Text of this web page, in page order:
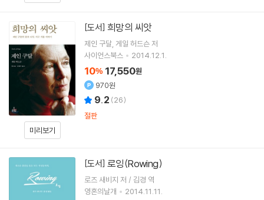
미리보기
[도서] 희망의 씨앗
제인 구달 게일 허드슨저
사이언스북스
2014.12.1.
10% 17,550원
970원
9.2 (26)
절판
[도서] 로잉(Rowing)
로즈 새비지 저 / 김경 역
영혼의날개
2014.11.11.